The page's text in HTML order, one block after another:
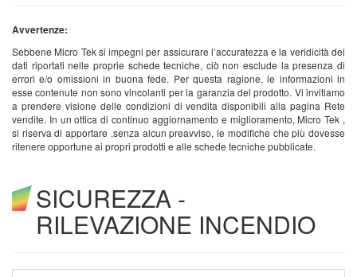
Avvertenze:
Sebbene Micro Tek si impegni per assicurare l’accuratezza e la veridicità dei
dati riportati nelle proprie schede tecniche, ciò non esclude la presenza di
errori e/o omissioni in buona fede. Per questa ragione, le informazioni in
esse contenute non sono vincolanti per la garanzia del prodotto. Vi invitiamo
a prendere visione delle condizioni di vendita disponibili alla pagina Rete
vendite. In un ottica di continuo aggiornamento e miglioramento, Micro Tek ,
si riserva di apportare ,senza alcun preavviso, le modifiche che più dovesse
ritenere opportune ai propri prodotti e alle schede tecniche pubblicate.
SICUREZZA -
RILEVAZIONE INCENDIO